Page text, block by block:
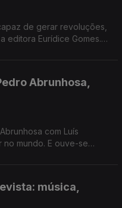
de gerar revoluções,
editora Eurídice Gomes.
Abrunhosa,
com Luís
no mundo. E ouve-se
música,